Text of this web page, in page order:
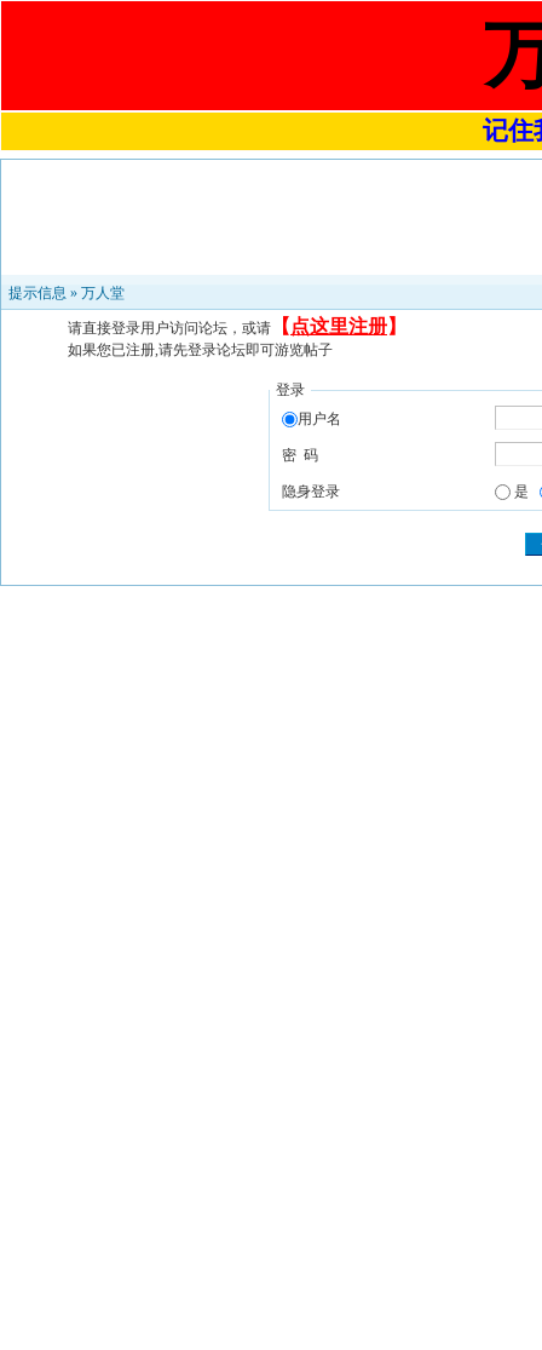
记住
提示信息 » 万人堂
请直接登录用户访问论坛，或请 【 点这里注册】
如果您已注册,请先登录论坛即可游览帖子
登录
用户名
密 码
隐身登录 是